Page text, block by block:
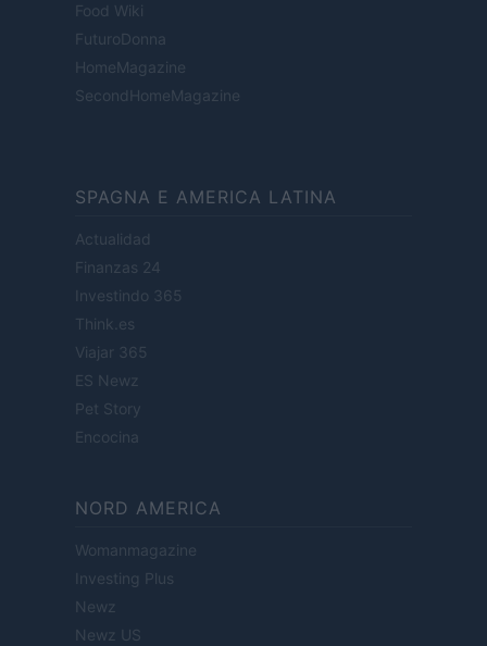
Food Wiki
FuturoDonna
HomeMagazine
SecondHomeMagazine
SPAGNA E AMERICA LATINA
Actualidad
Finanzas 24
Investindo 365
Think.es
Viajar 365
ES Newz
Pet Story
Encocina
NORD AMERICA
Womanmagazine
Investing Plus
Newz
Newz US